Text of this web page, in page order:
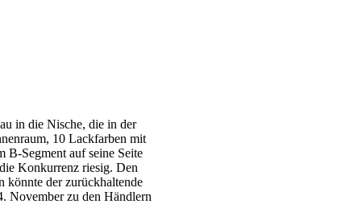
in die Nische, die in der
10 Lackfarben mit
Segment auf seine Seite
Konkurrenz riesig. Den
könnte der zurückhaltende
November zu den Händlern